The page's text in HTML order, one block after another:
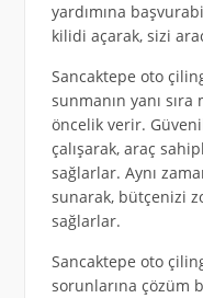
yardımına
kilidi açarak, sizi
Sancaktepe oto
sunmanın yanı
öncelik verir.
çalışarak, araç
sağlarlar. Aynı
sunarak, bütçenizi
sağlarlar.
Sancaktepe oto
sorunlarına çözüm